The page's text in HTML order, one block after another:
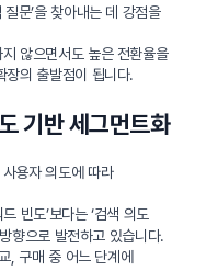
문’을 찾아내는 데 강점을
않으면서도 높은 전환율을
장의 출발점이 됩니다.
기반 세그먼트화
용자 의도에 따라
빈도’보다는 ‘검색 의도
향으로 발전하고 있습니다.
, 구매 중 어느 단계에